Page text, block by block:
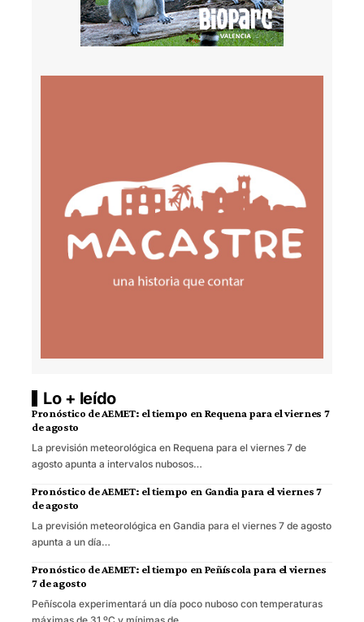
Lo + leído
Pronóstico de AEMET: el tiempo en Requena para el viernes 7
de agosto
La previsión meteorológica en Requena para el viernes 7 de
agosto apunta a intervalos nubosos…
Pronóstico de AEMET: el tiempo en Gandia para el viernes 7
de agosto
La previsión meteorológica en Gandia para el viernes 7 de agosto
apunta a un día…
Pronóstico de AEMET: el tiempo en Peñíscola para el viernes
7 de agosto
Peñíscola experimentará un día poco nuboso con temperaturas